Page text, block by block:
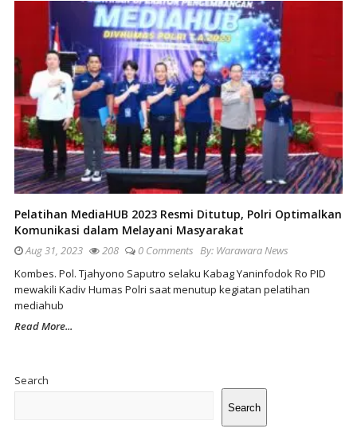
Pelatihan MediaHUB 2023 Resmi Ditutup, Polri Optimalkan
Komunikasi dalam Melayani Masyarakat
Aug 31, 2023 208 0 Comments By: Warawara News
Kombes. Pol. Tjahyono Saputro selaku Kabag Yaninfodok Ro PID
mewakili Kadiv Humas Polri saat menutup kegiatan pelatihan
mediahub
Read More...
Search
Search